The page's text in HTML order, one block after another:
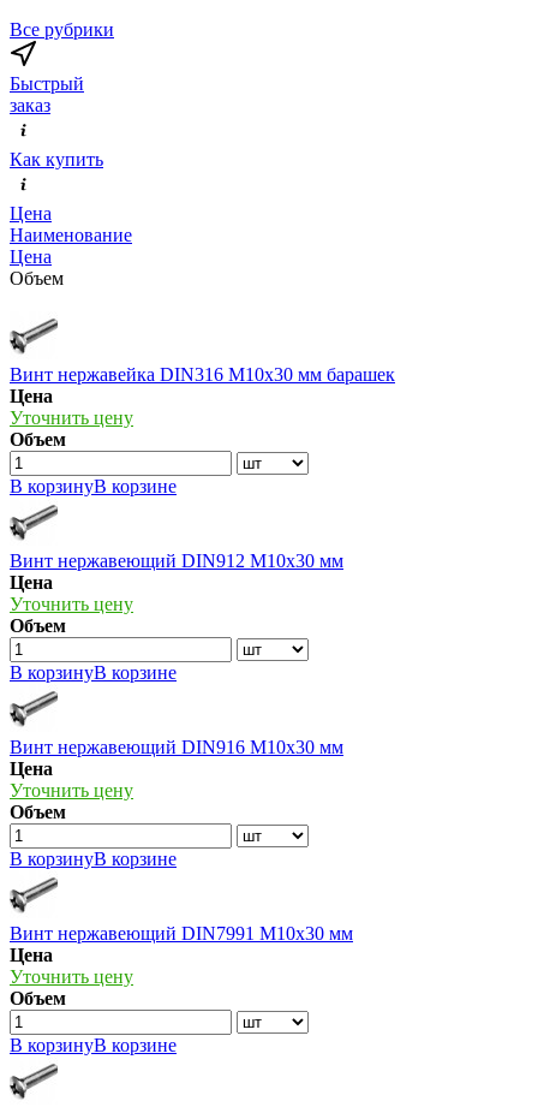
Все рубрики
Быстрый
заказ
Как купить
Цена
Наименование
Цена
Объем
Винт нержавейка DIN316 М10х30 мм барашек
Цена
Уточнить цену
Объем
В корзинуВ корзине
Винт нержавеющий DIN912 М10х30 мм
Цена
Уточнить цену
Объем
В корзинуВ корзине
Винт нержавеющий DIN916 М10х30 мм
Цена
Уточнить цену
Объем
В корзинуВ корзине
Винт нержавеющий DIN7991 М10х30 мм
Цена
Уточнить цену
Объем
В корзинуВ корзине